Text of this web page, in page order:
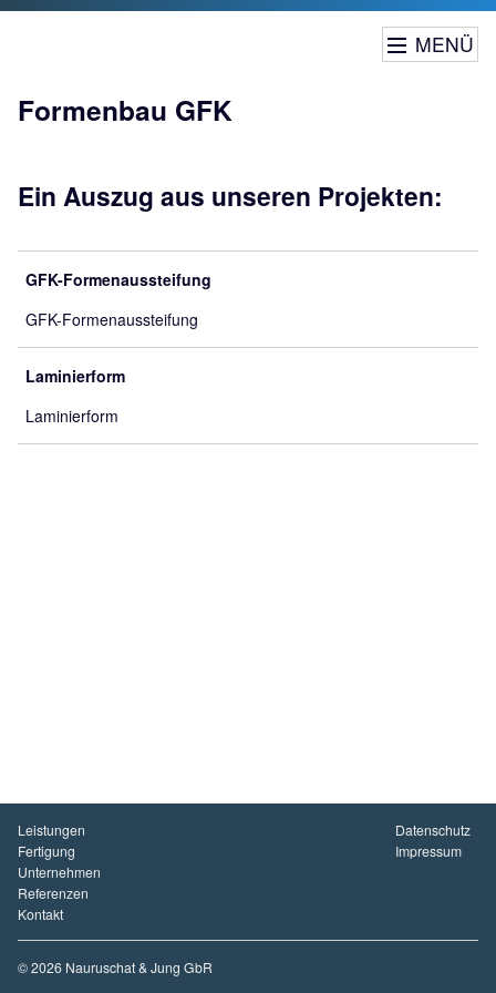
MENÜ
Formenbau GFK
Ein Auszug aus unseren Projekten:
GFK-Formenaussteifung
GFK-Formenaussteifung
Laminierform
Laminierform
Leistungen
Fertigung
Unternehmen
Referenzen
Kontakt
Datenschutz
Impressum
© 2026 Nauruschat & Jung GbR